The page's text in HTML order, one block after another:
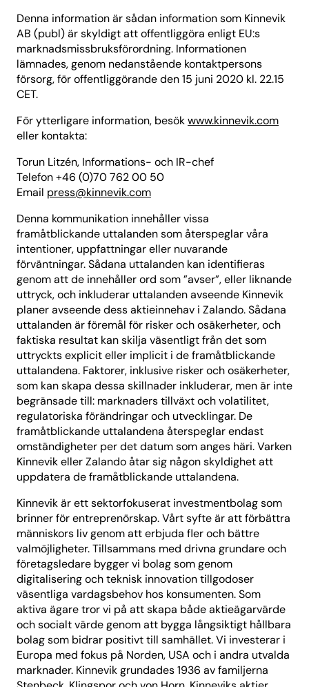
Denna information är sådan information som Kinnevik
AB (publ) är skyldigt att offentliggöra enligt EU:s
marknadsmissbruksförordning. Informationen
lämnades, genom nedanstående kontaktpersons
försorg, för offentliggörande den 15 juni 2020 kl. 22.15
CET.
För ytterligare information, besökwww.kinnevik.com
eller kontakta:
Torun Litzén, Informations- och IR-chef
Telefon +46 (0)70 762 00 50
Email press@kinnevik.com
Denna kommunikation innehåller vissa
framåtblickande uttalanden som återspeglar våra
intentioner, uppfattningar eller nuvarande
förväntningar. Sådana uttalanden kan identifieras
genom att de innehåller ord som ”avser”, eller liknande
uttryck, och inkluderar uttalanden avseende Kinnevik
planer avseende dess aktieinnehav i Zalando. Sådana
uttalanden är föremål för risker och osäkerheter, och
faktiska resultat kan skilja väsentligt från det som
uttryckts explicit eller implicit i de framåtblickande
uttalandena. Faktorer, inklusive risker och osäkerheter,
som kan skapa dessa skillnader inkluderar, men är inte
begränsade till: marknaders tillväxt och volatilitet,
regulatoriska förändringar och utvecklingar. De
framåtblickande uttalandena återspeglar endast
omständigheter per det datum som anges häri. Varken
Kinnevik eller Zalando åtar sig någon skyldighet att
uppdatera de framåtblickande uttalandena.
Kinnevik är ett sektorfokuserat investmentbolag som
brinner för entreprenörskap. Vårt syfte är att förbättra
människors liv genom att erbjuda fler och bättre
valmöjligheter. Tillsammans med drivna grundare och
företagsledare bygger vi bolag som genom
digitalisering och teknisk innovation tillgodoser
väsentliga vardagsbehov hos konsumenten. Som
aktiva ägare tror vi på att skapa både aktieägarvärde
och socialt värde genom att bygga långsiktigt hållbara
bolag som bidrar positivt till samhället. Vi investerar i
Europa med fokus på Norden, USA och i andra utvalda
marknader. Kinnevik grundades 1936 av familjerna